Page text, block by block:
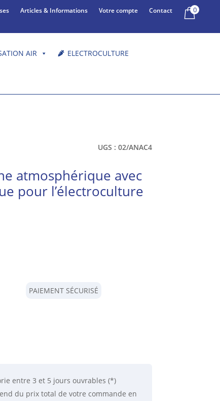
Articles & Informations Votre compte Contact 0
AIR ELECTROCULTURE
UGS : 02/ANAC4
atmosphérique avec
pour l’électroculture
PAIEMENT SÉCURISÉ
entre 3 et 5 jours ouvrables (*)
du prix total de votre commande en